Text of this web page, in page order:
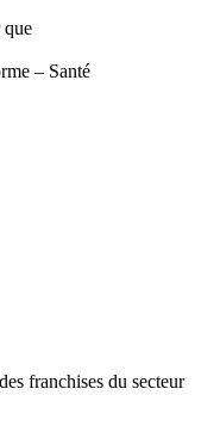
que
– Santé
franchises du secteur